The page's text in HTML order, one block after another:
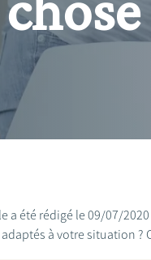
a été rédigé le 09/07/
à votre situation ?